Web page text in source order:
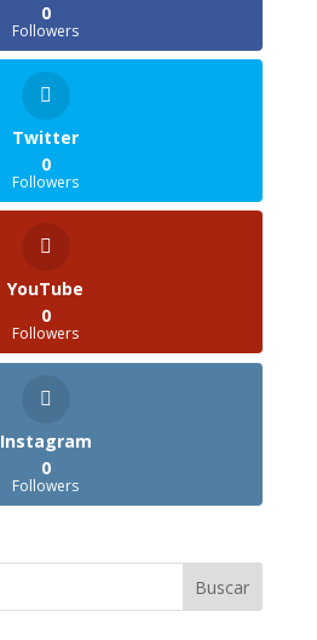
0
Followers
Twitter
0
Followers
YouTube
0
Followers
Instagram
0
Followers